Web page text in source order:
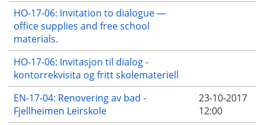
HO-17-06: Invitation to dialogue —
office supplies and free school
materials.
HO-17-06: Invitasjon til dialog -
kontorrekvisita og fritt skolemateriell
EN-17-04: Renovering av bad -
Fjellheimen Leirskole
23-10-2017
12:00